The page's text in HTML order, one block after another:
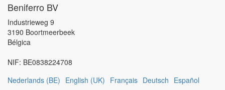
Beniferro BV
Industrieweg 9
3190 Boortmeerbeek
Bélgica
NIF: BE0838224708
Nederlands (BE) English (UK) Français Deutsch Español